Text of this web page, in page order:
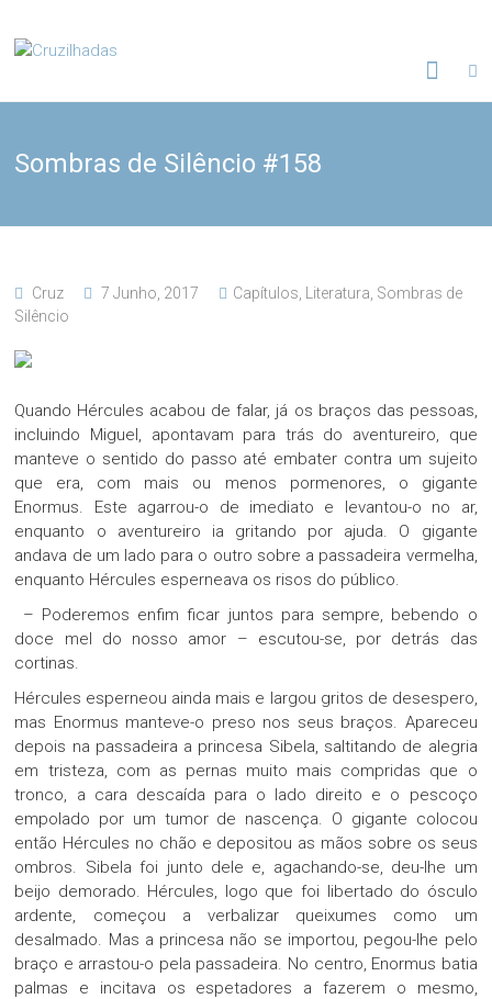
content
Cruzilhadas
Sombras de Silêncio #158
Cruz 7 Junho, 2017 Capítulos Literatura Sombras de
Silêncio
Quando Hércules acabou de falar, já os braços das pessoas,
incluindo Miguel, apontavam para trás do aventureiro, que
manteve o sentido do passo até embater contra um sujeito
que era, com mais ou menos pormenores, o gigante
Enormus. Este agarrou-o de imediato e levantou-o no ar,
enquanto o aventureiro ia gritando por ajuda. O gigante
andava de um lado para o outro sobre a passadeira vermelha,
enquanto Hércules esperneava os risos do público.
– Poderemos enfim ficar juntos para sempre, bebendo o
doce mel do nosso amor – escutou-se, por detrás das
cortinas.
Hércules esperneou ainda mais e largou gritos de desespero,
mas Enormus manteve-o preso nos seus braços. Apareceu
depois na passadeira a princesa Sibela, saltitando de alegria
em tristeza, com as pernas muito mais compridas que o
tronco, a cara descaída para o lado direito e o pescoço
empolado por um tumor de nascença. O gigante colocou
então Hércules no chão e depositou as mãos sobre os seus
ombros. Sibela foi junto dele e, agachando-se, deu-lhe um
beijo demorado. Hércules, logo que foi libertado do ósculo
ardente, começou a verbalizar queixumes como um
desalmado. Mas a princesa não se importou, pegou-lhe pelo
braço e arrastou-o pela passadeira. No centro, Enormus batia
palmas e incitava os espetadores a fazerem o mesmo,